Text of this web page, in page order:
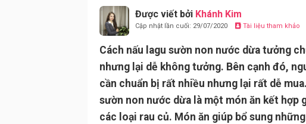
Được viết bởi Khánh Kim
Cập nhật lần cuối: 29/07/2020 Tài liệu tham khảo
Cách nấu lagu sườn non nước dừa tưởng
nhưng lại dễ không tưởng. Bên cạnh đó,
cần chuẩn bị rất nhiều nhưng lại rất dễ
sườn non nước dừa là một món ăn kết hợp
các loại rau củ. Món ăn giúp bổ sung